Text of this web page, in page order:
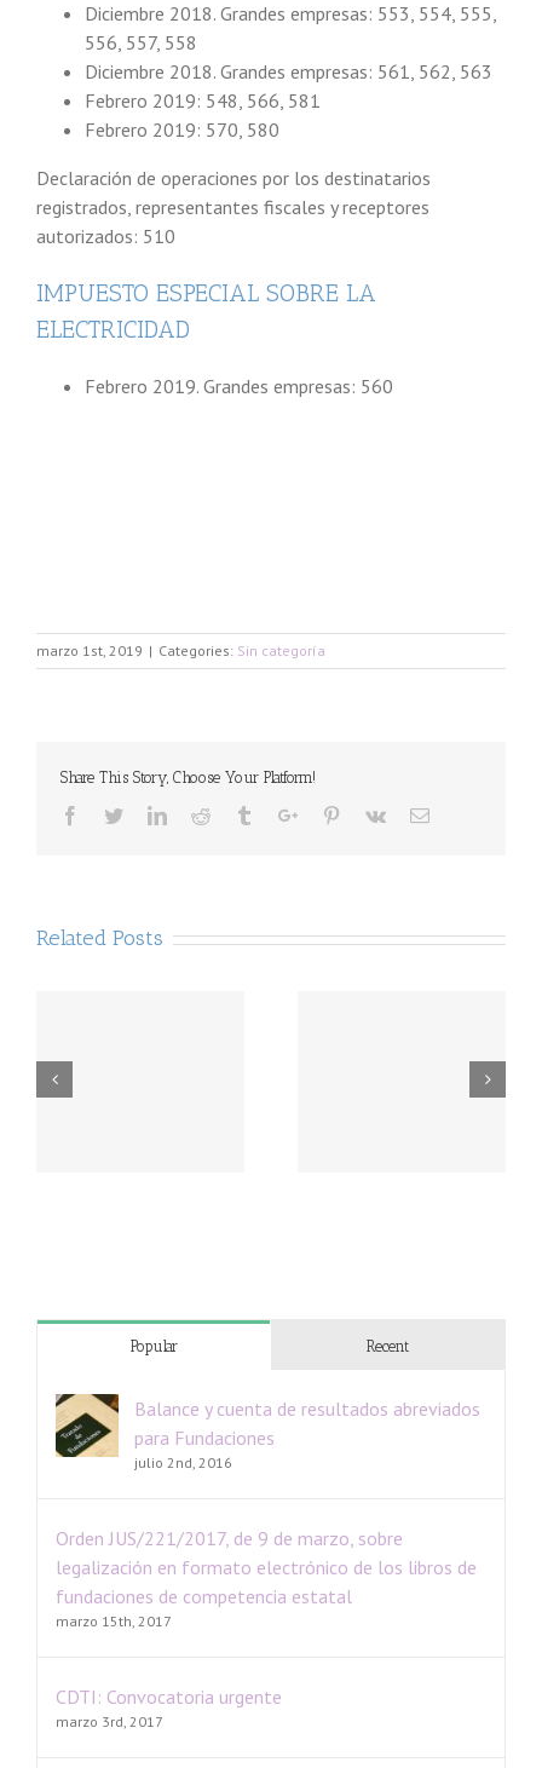
Diciembre 2018. Grandes empresas: 553, 554, 555,
556, 557, 558
Diciembre 2018. Grandes empresas: 561, 562, 563
Febrero 2019: 548, 566, 581
Febrero 2019: 570, 580
Declaración de operaciones por los destinatarios
registrados, representantes fiscales y receptores
autorizados: 510
IMPUESTO ESPECIAL SOBRE LA
ELECTRICIDAD
Febrero 2019. Grandes empresas: 560
marzo 1st, 2019 | Categories: Sin categoría
Share This Story, Choose Your Platform!
Facebook
TwitterLinkedinReddit TumblrGoogle+Pinterest
Vk Email
Related Posts
Popular Recent
Balance y cuenta de resultados abreviados
para Fundaciones
julio 2nd, 2016
Orden JUS/221/2017, de 9 de marzo, sobre
legalización en formato electrónico de los libros de
fundaciones de competencia estatal
marzo 15th, 2017
CDTI: Convocatoria urgente
marzo 3rd, 2017